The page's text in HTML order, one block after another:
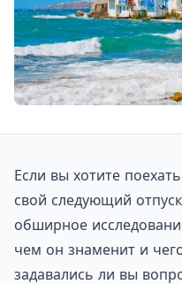
Если вы хотите
свой следующий
обширное
чем он знаменит и
задавались ли вы